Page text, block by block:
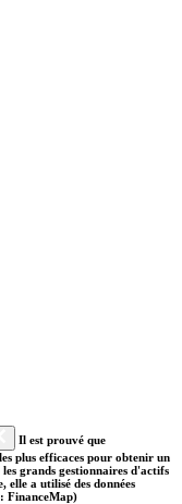
Il est prouvé que
plus efficaces pour obtenir un
grands gestionnaires d'actifs
a utilisé des données
: FinanceMap)